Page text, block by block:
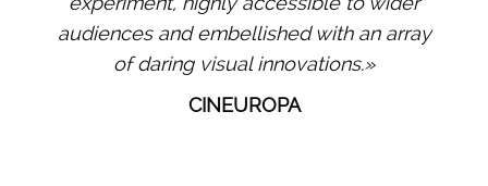
audiences and embellished with an array
of daring visual innovations.»
CINEUROPA